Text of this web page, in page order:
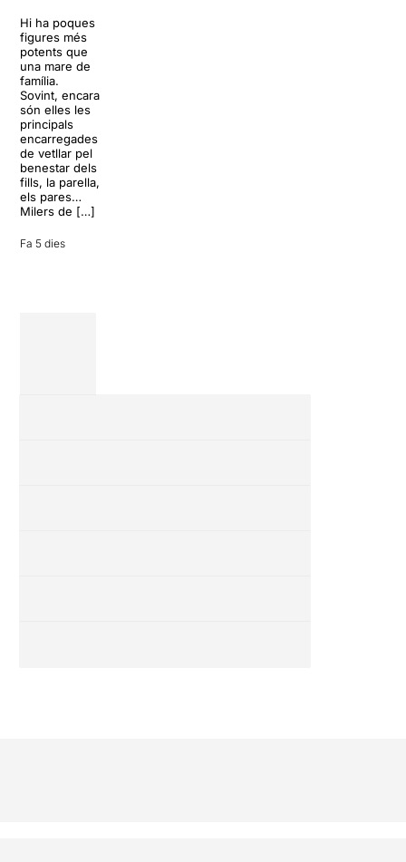
Hi ha poques
figures més
potents que
una mare de
família.
Sovint, encara
són elles les
principals
encarregades
de vetllar pel
benestar dels
fills, la parella,
els pares…
Milers de […]
Fa 5 dies